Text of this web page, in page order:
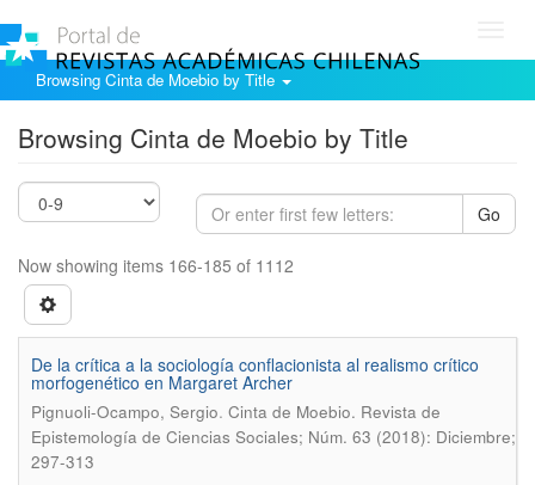
Browsing Cinta de Moebio by Title
Browsing Cinta de Moebio by Title
Go
Now showing items 166-185 of 1112
De la crítica a la sociología conflacionista al realismo crítico
morfogenético en Margaret Archer
Pignuoli-Ocampo, Sergio. Cinta de Moebio. Revista de
Epistemología de Ciencias Sociales; Núm. 63 (2018): Diciembre;
297-313